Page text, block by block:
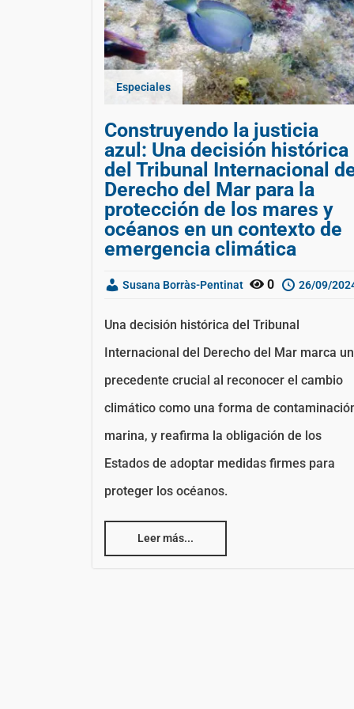
Especiales
Construyendo la justicia
azul: Una decisión histórica
del Tribunal Internacional
Derecho del Mar para la
protección de los mares y
océanos en un contexto de
emergencia climática
Susana Borràs-Pentinat 0 26/09/
Una decisión histórica del Tribunal
Internacional del Derecho del Mar marca un
precedente crucial al reconocer el cambio
climático como una forma de
marina, y reafirma la obligación de los
Estados de adoptar medidas firmes para
proteger los océanos.
Leer más...